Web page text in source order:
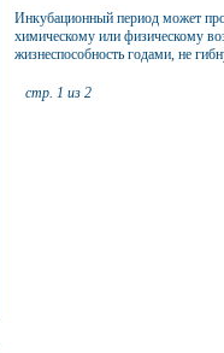
Инкубационный период может
химическому или физическому
жизнеспособность годами, не
стр. 1 из 2